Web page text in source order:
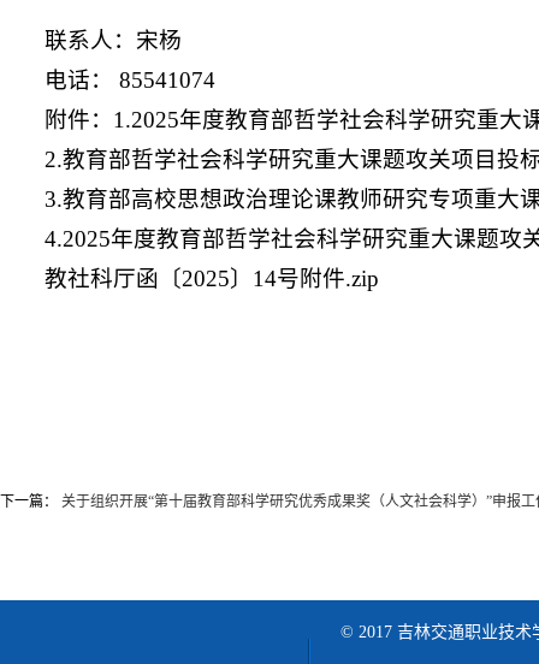
联系人：宋杨
电话： 85541074
附件：1.2025年度教育部哲学社会科学研究重
2.教育部哲学社会科学研究重大课题攻关项目投
3.教育部高校思想政治理论课教师研究专项重大
4.2025年度教育部哲学社会科学研究重大课题
教社科厅函〔2025〕14号附件.zip
下一篇： 关于组织开展“第十届教育部科学研究优秀成果奖（人文社会科学）”申报
© 2017 吉林交通职业技术